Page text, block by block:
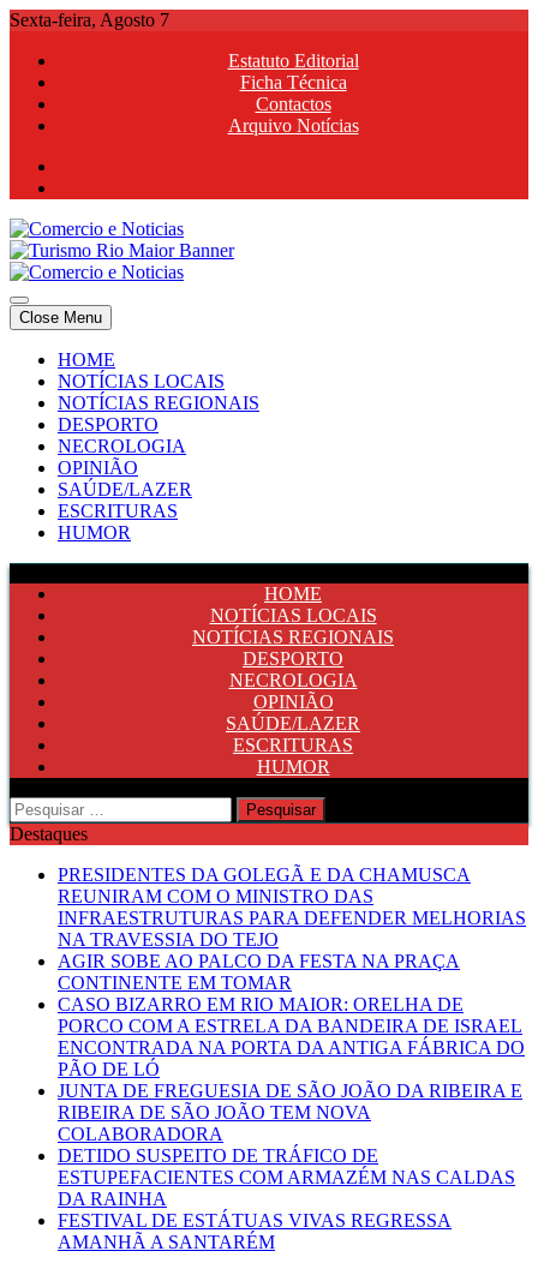
Skip
content
Sexta-feira, Agosto 7
Estatuto Editorial
Ficha Técnica
Contactos
Arquivo Notícias
Comercio e Noticias
Notícias e Publicidade Online
Comercio e Noticias
Notícias e Publicidade Online
Close Menu
HOME
NOTÍCIAS LOCAIS
NOTÍCIAS REGIONAIS
DESPORTO
NECROLOGIA
OPINIÃO
SAÚDE/LAZER
ESCRITURAS
HUMOR
HOME
NOTÍCIAS LOCAIS
NOTÍCIAS REGIONAIS
DESPORTO
NECROLOGIA
OPINIÃO
SAÚDE/LAZER
ESCRITURAS
HUMOR
Pesquisar
por:
Destaques
PRESIDENTES DA GOLEGÃ E DA CHAMUSCA
REUNIRAM COM O MINISTRO DAS
INFRAESTRUTURAS PARA DEFENDER MELHORIAS
NA TRAVESSIA DO TEJO
AGIR SOBE AO PALCO DA FESTA NA PRAÇA
CONTINENTE EM TOMAR
CASO BIZARRO EM RIO MAIOR: ORELHA DE
PORCO COM A ESTRELA DA BANDEIRA DE ISRAEL
ENCONTRADA NA PORTA DA ANTIGA FÁBRICA DO
PÃO DE LÓ
JUNTA DE FREGUESIA DE SÃO JOÃO DA RIBEIRA E
RIBEIRA DE SÃO JOÃO TEM NOVA
COLABORADORA
DETIDO SUSPEITO DE TRÁFICO DE
ESTUPEFACIENTES COM ARMAZÉM NAS CALDAS
DA RAINHA
FESTIVAL DE ESTÁTUAS VIVAS REGRESSA
AMANHÃ A SANTARÉM